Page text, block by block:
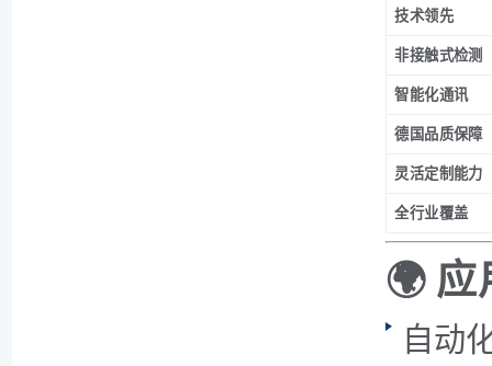
技术领先
非接触式检测
智能化通讯
德国品质保障
灵活定制能力
全行业覆盖
🌍 应
自动